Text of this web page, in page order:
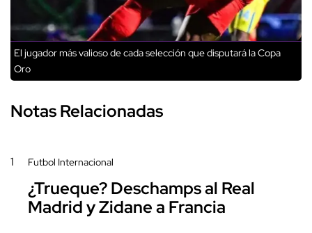
El jugador más valioso de cada selección que disputará la Copa
Oro
Notas Relacionadas
1 Futbol Internacional
¿Trueque? Deschamps al Real
Madrid y Zidane a Francia